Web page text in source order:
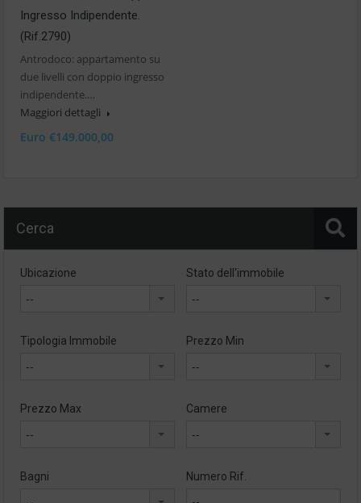
Ingresso Indipendente.
(Rif.2790)
Antrodoco: appartamento su
due livelli con doppio ingresso
indipendente.…
Maggiori dettagli
Euro €149.000,00
Cerca
Ubicazione
--
Stato dell'immobile
--
Tipologia Immobile
--
Prezzo Min
--
Prezzo Max
--
Camere
--
Bagni Numero Rif.